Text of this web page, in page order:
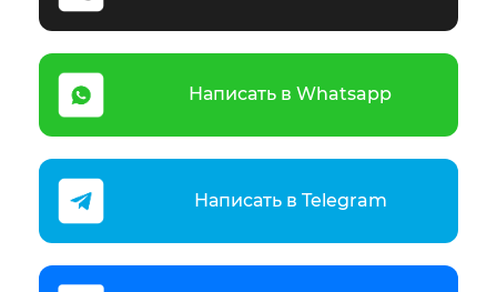
Написать в Whatsapp
Написать в Telegram